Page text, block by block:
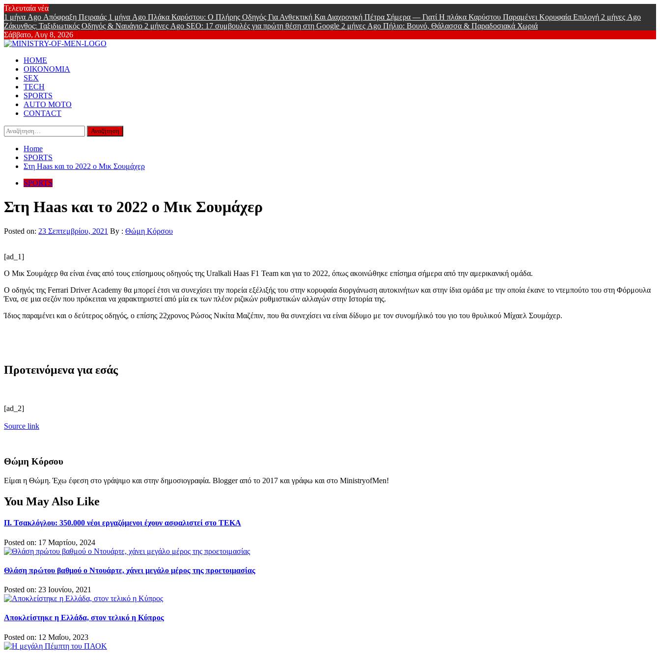
Skip
to
content
Τελευταία νέα
1 μήνα Ago Απόφραξη Πειραιάς 1 μήνα Ago Πλάκα Καρύστου: Ο Πλήρης Οδηγός Για Ανθεκτική Και Διαχρονική Πέτρα Σήμερα — Γιατί Η πλάκα Καρύστου Παραμένει Κορυφαία Επιλογή 2 μήνες Ago
Ζάκυνθος: Ταξιδιωτικός Οδηγός & Ναυάγιο 2 μήνες Ago SEO: 17 συμβουλές για πρώτη θέση στη Google 2 μήνες Ago Πήλιο: Βουνό, Θάλασσα & Παραδοσιακά Χωριά
Σάββατο, Αυγ 8, 2026
Online Lifestyle περιοδικό για Aνδρες
Primary
Menu
HOME
ΟΙΚΟΝΟΜΙΑ
SEX
TECH
SPORTS
AUTO MOTO
CONTACT
Αναζήτηση
για:
Home
SPORTS
Στη Haas και το 2022 ο Μικ Σουμάχερ
SPORTS
Στη Haas και το 2022 ο Μικ Σουμάχερ
Posted on: 23 Σεπτεμβρίου, 2021 By : Θώμη Κόρσου
[ad_1]
Ο Μικ Σουμάχερ θα είναι ένας από τους επίσημους οδηγούς της Uralkali Haas F1 Team και για το 2022, όπως ακοινώθηκε επίσημα σήμερα από την αμερικανική ομάδα.
Ο οδηγός της Ferrari Driver Academy θα μπορεί έτσι να συνεχίσει την πορεία εξέλιξής του στην κορυφαία διοργάνωση αυτοκινήτων και στην ίδια ομάδα με την οποία έκανε το ντεμπούτο του στη Φόρμουλα
Ένα, σε μια σεζόν που πρόκειται να χαρακτηριστεί από μία εκ των πλέον ριζικών ρυθμιστικών αλλαγών στην Ιστορία της.
Ίδιος παραμένει και ο δεύτερος οδηγός, ο επίσης 22χρονος Ρώσος Νικίτα Μαζέπιν, που θα συνεχίσει να είναι δίδυμο με τον συνομήλικό του γιο του θρυλικού Μίχαελ Σουμάχερ.
Προτεινόμενα για εσάς
[ad_2]
Source link
Θώμη Κόρσου
Είμαι η Θώμη. Έχω έφεση στο γράψιμο και στην δημοσιογραφία. Blogger από το 2017 και γράφω και στο MinistryofMen!
You May Also Like
Π. Τσακλόγλου: 350.000 νέοι εργαζόμενοι έχουν ασφαλιστεί στο ΤΕΚΑ
Posted on: 17 Μαρτίου, 2024
Θλάση πρώτου βαθμού ο Ντουάρτε, χάνει μεγάλο μέρος της προετοιμασίας
Posted on: 23 Ιουνίου, 2021
Αποκλείστηκε η Ελλάδα, στον τελικό η Κύπρος
Posted on: 12 Μαΐου, 2023